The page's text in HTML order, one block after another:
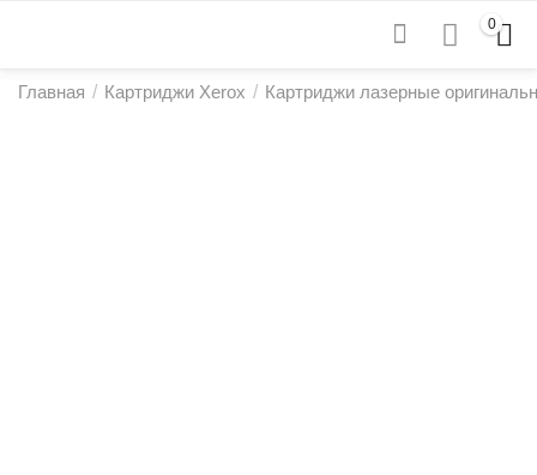
0
Главная / Картриджи Xerox / Картриджи лазерные